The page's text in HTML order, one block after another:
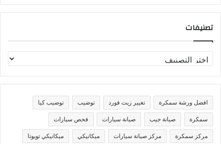
تصنيفات
ص
ن
ف
ا
افضل ورشة سمكرة تغيير زيت فورد توضيب توضيب كيا
سمكرة صيانة جيب صيانة سيارات فحص سيارات
مركز سمكرة مركز صيانة سيارات ميكانيكي ميكانيكي تويوتا